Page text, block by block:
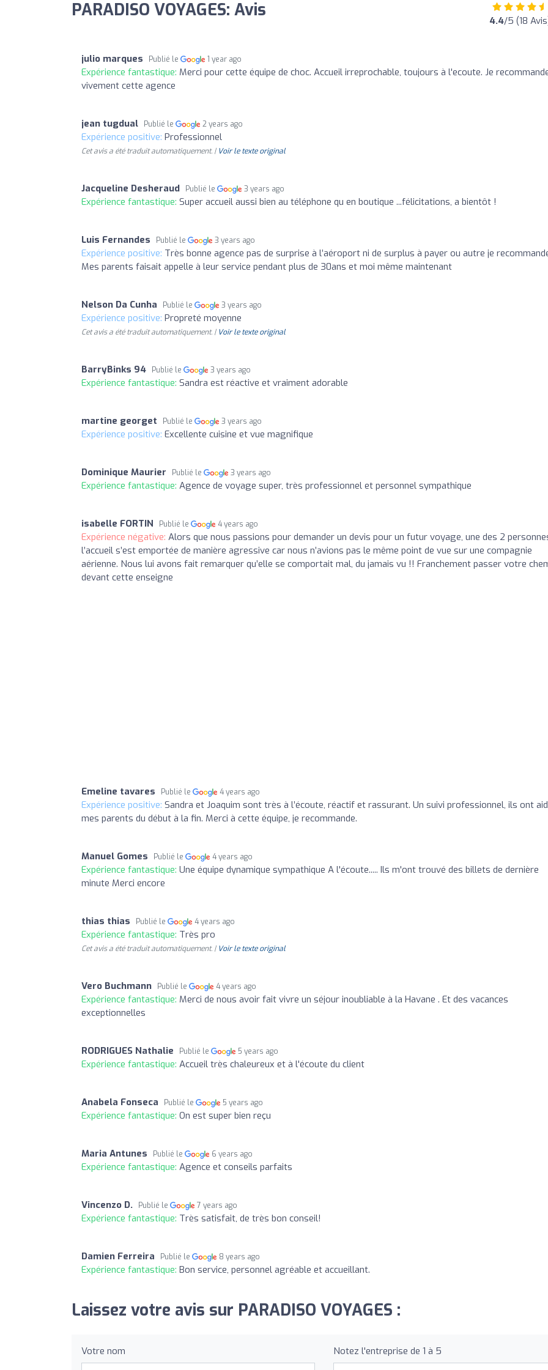
PARADISO VOYAGES: Avis 4.4/5 (18
julio marques Publié le 1 year ago
Expérience fantastique: Merci pour cette équipe de choc. Accueil irreprochable, toujours à l'ecoute. Je
vivement cette agence
jean tugdual Publié le 2 years ago
Expérience positive: Professionnel
Cet avis a été traduit automatiquement. | Voir le texte original
Jacqueline Desheraud Publié le 3 years ago
Expérience fantastique: Super accueil aussi bien au téléphone qu en boutique ...félicitations, a bientôt !
Luis Fernandes Publié le 3 years ago
Expérience positive: Très bonne agence pas de surprise à l’aéroport ni de surplus à payer ou autre je
Mes parents faisait appelle à leur service pendant plus de 30ans et moi même maintenant
Nelson Da Cunha Publié le 3 years ago
Expérience positive: Propreté moyenne
Cet avis a été traduit automatiquement. | Voir le texte original
BarryBinks 94 Publié le 3 years ago
Expérience fantastique: Sandra est réactive et vraiment adorable
martine georget Publié le 3 years ago
Expérience positive: Excellente cuisine et vue magnifique
Dominique Maurier Publié le 3 years ago
Expérience fantastique: Agence de voyage super, très professionnel et personnel sympathique
isabelle FORTIN Publié le 4 years ago
Expérience négative: Alors que nous passions pour demander un devis pour un futur voyage, une des 2
l’accueil s’est emportée de manière agressive car nous n’avions pas le même point de vue sur une compagnie
aérienne. Nous lui avons fait remarquer qu’elle se comportait mal, du jamais vu !! Franchement passer votre
devant cette enseigne
Emeline tavares Publié le 4 years ago
Expérience positive: Sandra et Joaquim sont très à l’écoute, réactif et rassurant. Un suivi professionnel, ils ont
mes parents du début à la fin. Merci à cette équipe, je recommande.
Manuel Gomes Publié le 4 years ago
Expérience fantastique: Une équipe dynamique sympathique A l'écoute..... Ils m'ont trouvé des billets de dernière
minute Merci encore
thias thias Publié le 4 years ago
Expérience fantastique: Très pro
Cet avis a été traduit automatiquement. | Voir le texte original
Vero Buchmann Publié le 4 years ago
Expérience fantastique: Merci de nous avoir fait vivre un séjour inoubliable à la Havane . Et des vacances
exceptionnelles
RODRIGUES Nathalie Publié le 5 years ago
Expérience fantastique: Accueil très chaleureux et à l'écoute du client
Anabela Fonseca Publié le 5 years ago
Expérience fantastique: On est super bien reçu
Maria Antunes Publié le 6 years ago
Expérience fantastique: Agence et conseils parfaits
Vincenzo D. Publié le 7 years ago
Expérience fantastique: Très satisfait, de très bon conseil!
Damien Ferreira Publié le 8 years ago
Expérience fantastique: Bon service, personnel agréable et accueillant.
Laissez votre avis sur PARADISO VOYAGES :
Votre nom Notez l'entreprise de 1 à 5